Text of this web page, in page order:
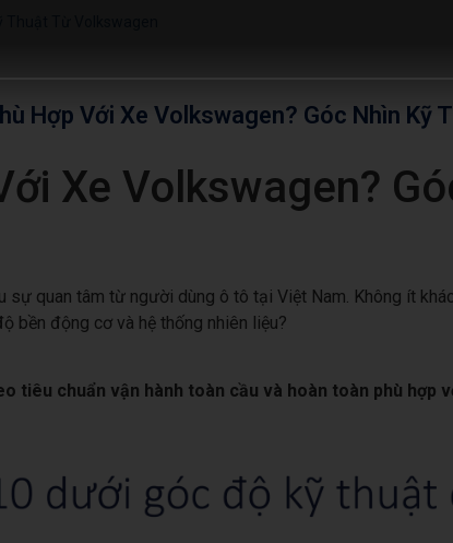
Hợp Với Xe Volkswagen? Góc Nhìn Kỹ
Xe Volkswagen?
quan tâm từ người dùng ô tô tại Việt Nam. Không ít
bền động cơ và hệ thống nhiên liệu?
tiêu chuẩn vận hành toàn cầu và hoàn toàn phù hợp